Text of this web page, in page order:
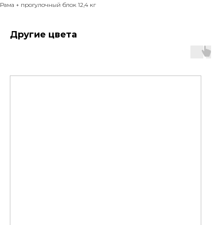
Рама + прогулочный блок 12,4 кг
Другие цвета